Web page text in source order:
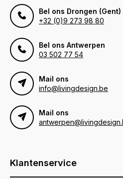
Bel ons Drongen (Gent)
+32 (0)9 273 98 80
Bel ons Antwerpen
03 502 77 54
Mail ons
info@livingdesign.be
Mail ons
Klantenservice